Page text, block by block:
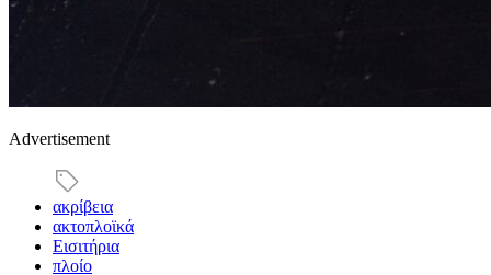
Advertisement
ακρίβεια
ακτοπλοϊκά
Εισιτήρια
πλοίο